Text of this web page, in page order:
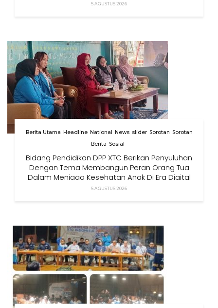
5 AGUSTUS 2026
Berita Utama Headline National News slider Sorotan Sorotan
Berita Sosial
Bidang Pendidikan DPP XTC Berikan Penyuluhan
Dengan Tema Membangun Peran Orang Tua
Dalam Menjaga Kesehatan Anak Di Era Digital
5 AGUSTUS 2026